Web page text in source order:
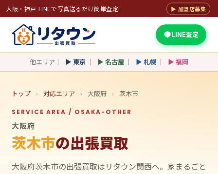
大阪・神戸 LINEで写真送るだけ簡単査定 ▶ 加盟店募集
LINE査定
他エリア｜ ▶ 東京 ｜ ▶ 名古屋 ｜ ▶ 札幌 ｜ ▶ 福岡
トップ › 対応エリア › 大阪府 › 茨木市
SERVICE AREA / OSAKA-OTHER
大阪府
茨木市の出張買取
大阪府茨木市の出張買取はリタウン関西へ。家まるごと